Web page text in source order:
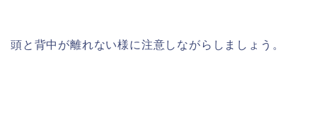
頭と背中が離れない様に注意しながらしましょう。